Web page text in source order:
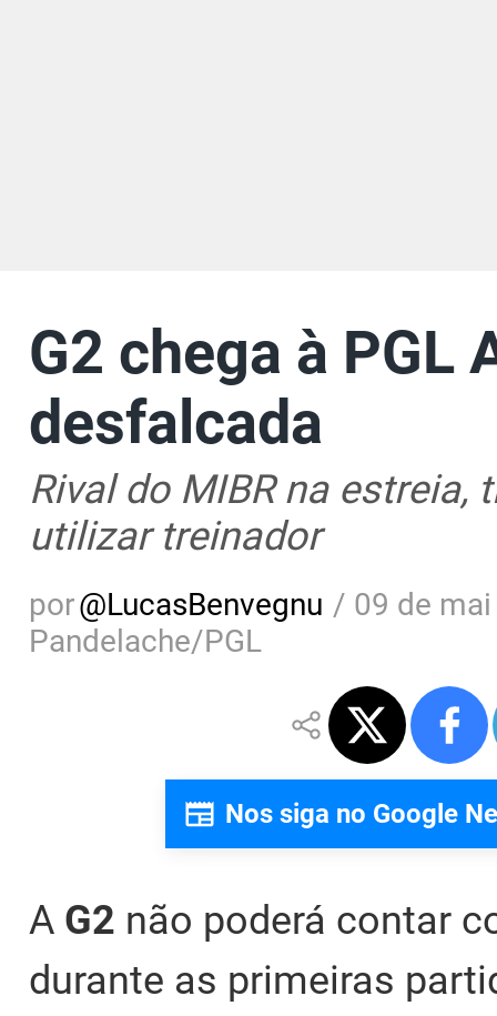
G2 chega à PGL
desfalcada
Rival do MIBR na
utilizar treinador
por@LucasBenvegnu / 09 de
Pandelache/PGL
Nos siga no Google
A G2 não poderá contar
durante as primeiras